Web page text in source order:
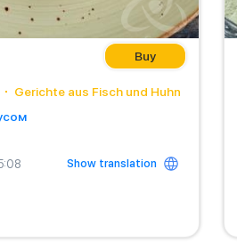
Buy
Gerichte aus Fisch und Huhn
Show translation